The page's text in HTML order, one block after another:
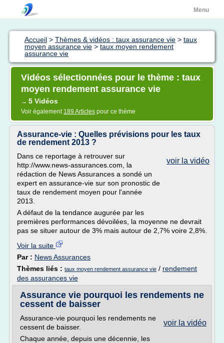
Menu
Accueil > Thèmes & vidéos : taux assurance vie > taux
moyen assurance vie > taux moyen rendement
assurance vie
Vidéos sélectionnées pour le thème : taux
moyen rendement assurance vie
→ 5 Vidéos
Voir également 189 Articles pour ce thème
Assurance-vie : Quelles prévisions pour les taux
de rendement 2013 ?
voir la vidéo
Dans ce reportage à retrouver sur
http://www.news-assurances.com, la
rédaction de News Assurances a sondé un
expert en assurance-vie sur son pronostic de
taux de rendement moyen pour l'année
2013.
A défaut de la tendance augurée par les
premières performances dévoilées, la moyenne ne devrait
pas se situer autour de 3% mais autour de 2,7% voire 2,8%.
Voir la suite
Par : News Assurances
Thèmes liés : taux moyen rendement assurance vie / rendement
des assurances vie
Assurance vie pourquoi les rendements ne
cessent de baisser
voir la vidéo
Assurance-vie pourquoi les rendements ne
cessent de baisser.
Chaque année, depuis une décennie, les